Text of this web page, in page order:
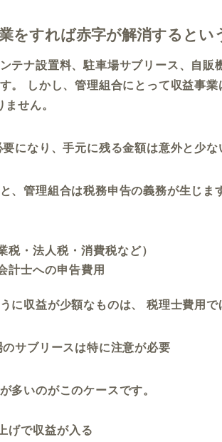
をすれば赤字が解消するとい
テナ設置料、駐車場サブリース、自
。 しかし、管理組合にとって収益事
せん。
になり、手元に残る金額は意外と少な
、管理組合は税務申告の義務が生じま
税・法人税・消費税など）
計士への申告費用
に収益が少額なものは、 税理士費用で
サブリースは特に注意が必要
多いのがこのケースです。
げで収益が入る